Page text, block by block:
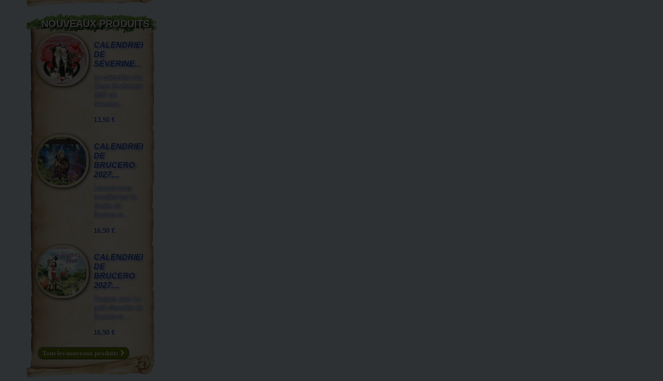
NOUVEAUX PRODUITS
CALENDRIER
DE
SÉVERINE...
Le calendrier des
Chats Enchantés
2027 de
Séverine...
13,50 €
CALENDRIER
DE
BRUCERO
2027,...
Laissez-vous
envoûter par le
Druide de
Brucero et...
16,50 €
CALENDRIER
DE
BRUCERO
2027,...
Craquez pour Le
petit chevalier de
Brucero et...
16,50 €
Tous les nouveaux produits